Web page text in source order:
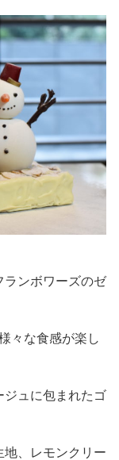
ンボワーズのゼ
々な食感が楽し
ュに包まれたゴ
、レモンクリー